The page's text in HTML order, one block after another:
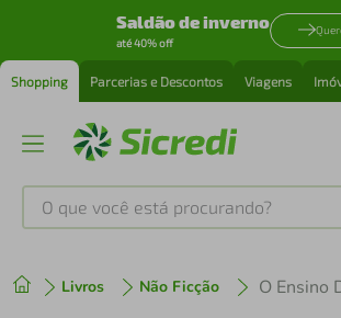
Saldão de inverno
até 40% off
Shopping Parcerias e Descontos Viagens
O que você está procurando?
Livros Não Ficção